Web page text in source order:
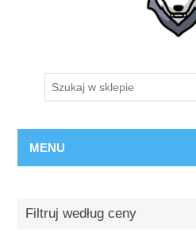
MENU
Filtruj według ceny